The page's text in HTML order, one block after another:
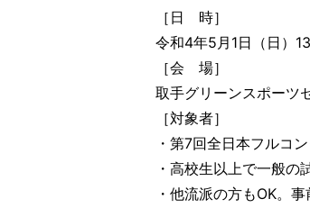
［日 時］
令和4年5月1日（日）
［会 場］
取手グリーンスポーツ
［対象者］
・第7回全日本フルコ
・高校生以上で一般の
・他流派の方もOK。